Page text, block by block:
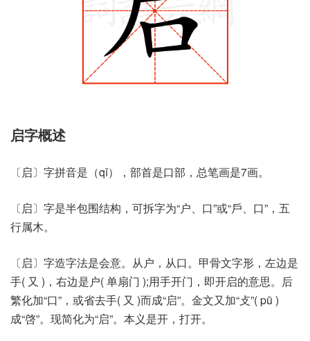
启字概述
〔启〕字拼音是（qǐ），部首是口部，总笔画是7画。
〔启〕字是半包围结构，可拆字为“户、口”或“戶、口”，五
行属木。
〔启〕字造字法是会意。从户，从口。甲骨文字形，左边是
手( 又 )，右边是户( 单扇门 );用手开门，即开启的意思。后
繁化加“口”，或省去手( 又 )而成“启”。金文又加“攴”( pū )
成“啓”。现简化为“启”。本义是开，打开。